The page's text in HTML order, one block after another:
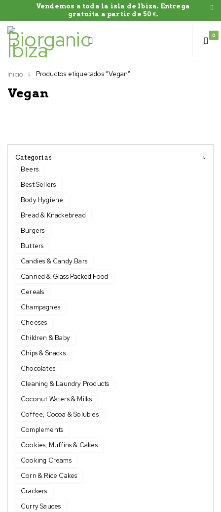
Vendemos a toda la isla de Ibiza. Entrega
gratuíta a partir de 50 €.
0
Vegan
Inicio Productos etiquetados “Vegan”
Categorias
Beers
Best Sellers
Body Hygiene
Bread & Knackebread
Burgers
Butters
Candies & Candy Bars
Canned & Glass Packed Food
Cereals
Champagnes
Cheeses
Children & Baby
Chips & Snacks
Chocolates
Cleaning & Laundry Products
Coconut Waters & Milks
Coffee, Cocoa & Solubles
Complements
Cookies, Muffins & Cakes
Cooking Creams
Corn & Rice Cakes
Crackers
Curry Sauces